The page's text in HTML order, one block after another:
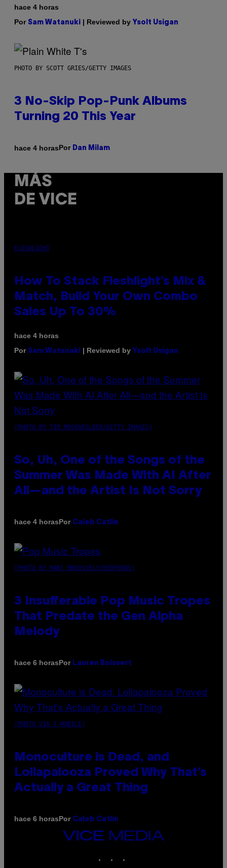
hace 4 horas
Por Sam Watanuki | Reviewed by Ysolt Usigan
PHOTO BY SCOTT GRIES/GETTY IMAGES
3 No-Skip Pop-Punk Albums
Turning 20 This Year
hace 4 horasPor Dan Milam
MÁS
DE VICE
FLESHLIGHT
How To Stack Fleshlight’s Mix &
Match, Build Your Own Combo
Sales Up To 30%
hace 4 horas
Por Sam Watanuki | Reviewed by Ysolt Usigan
(PHOTO BY TIM MOSENFELDER/GETTY IMAGES)
So, Uh, One of the Songs of the
Summer Was Made With AI After
All—and the Artist Is Not Sorry
hace 4 horasPor Caleb Catlin
(PHOTO BY MARC BROUSSELY/REDFERNS)
3 Insufferable Pop Music Tropes
That Predate the Gen Alpha
Melody
hace 6 horasPor Lauren Boisvert
(PHOTO VIA T-MOBILE)
Monoculture is Dead, and
Lollapalooza Proved Why That’s
Actually a Great Thing
hace 6 horasPor Caleb Catlin
VICE
MEDIA